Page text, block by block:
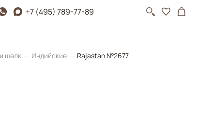
+7 (495) 789-77-89
шелк Индийские Rajastan №2677